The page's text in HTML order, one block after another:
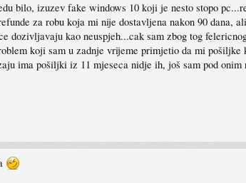
bilo, izuzev fake windows 10 koji je nesto stopo
za robu koja mi nije dostavljena nakon 90
kao neuspjeh...cak sam zbog tog
koji sam u zadnje vrijeme primjetio da mi
ima pošiljki iz 11 mjeseca nidje ih, još sam pod